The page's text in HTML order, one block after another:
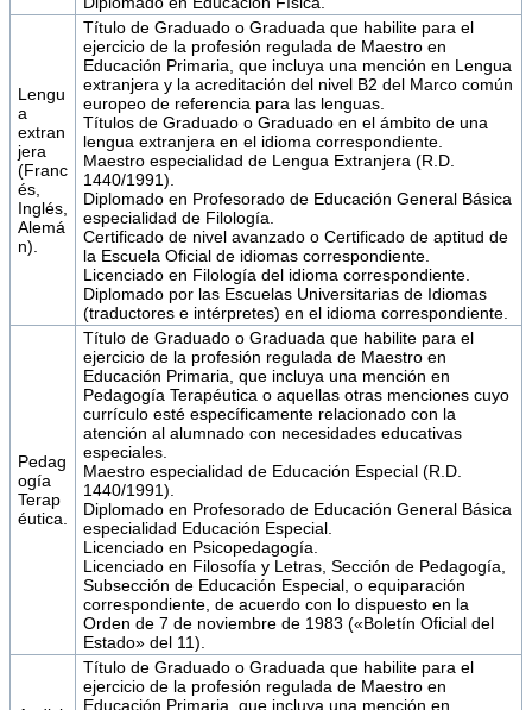
Lengu
a
extran
jera
(Franc
és,
Inglés,
Alemá
n).
Título de Graduado o Graduada que habilite para el
ejercicio de la profesión regulada de Maestro en
Educación Primaria, que incluya una mención en Lengua
extranjera y la acreditación del nivel B2 del Marco común
europeo de referencia para las lenguas.
Títulos de Graduado o Graduado en el ámbito de una
lengua extranjera en el idioma correspondiente.
Maestro especialidad de Lengua Extranjera (R.D.
1440/1991).
Diplomado en Profesorado de Educación General Básica
especialidad de Filología.
Certificado de nivel avanzado o Certificado de aptitud de
la Escuela Oficial de idiomas correspondiente.
Licenciado en Filología del idioma correspondiente.
Diplomado por las Escuelas Universitarias de Idiomas
(traductores e intérpretes) en el idioma correspondiente.
Pedag
ogía
Terap
éutica.
Título de Graduado o Graduada que habilite para el
ejercicio de la profesión regulada de Maestro en
Educación Primaria, que incluya una mención en
Pedagogía Terapéutica o aquellas otras menciones cuyo
currículo esté específicamente relacionado con la
atención al alumnado con necesidades educativas
especiales.
Maestro especialidad de Educación Especial (R.D.
1440/1991).
Diplomado en Profesorado de Educación General Básica
especialidad Educación Especial.
Licenciado en Psicopedagogía.
Licenciado en Filosofía y Letras, Sección de Pedagogía,
Subsección de Educación Especial, o equiparación
correspondiente, de acuerdo con lo dispuesto en la
Orden de 7 de noviembre de 1983 («Boletín Oficial del
Estado» del 11).
Título de Graduado o Graduada que habilite para el
ejercicio de la profesión regulada de Maestro en
Educación Primaria, que incluya una mención en